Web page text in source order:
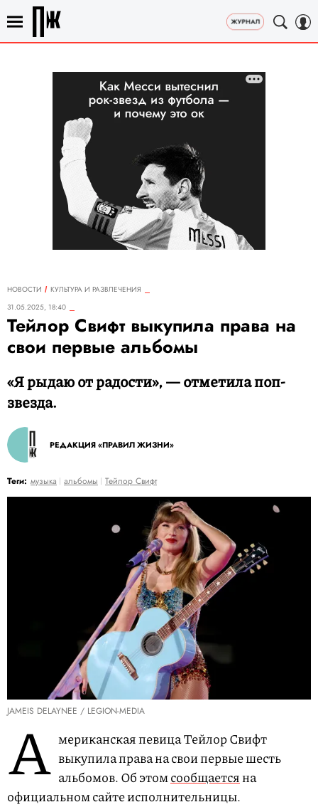
НОВОСТИ
КУЛЬТУРА И РАЗВЛЕЧЕНИЯ
31.05.2025, 18:40
Тейлор Свифт выкупила права на
свои первые альбомы
«Я рыдаю от радости», — отметила поп-
звезда.
РЕДАКЦИЯ «ПРАВИЛ ЖИЗНИ»
Теги: музыка альбомы Тейлор Свифт
JAMEIS DELAYNEE / LEGION-MEDIA
А мериканская певица Тейлор Свифт
выкупила права на свои первые шесть
альбомов. Об этомсообщаетсяна
официальном сайте исполнительницы.